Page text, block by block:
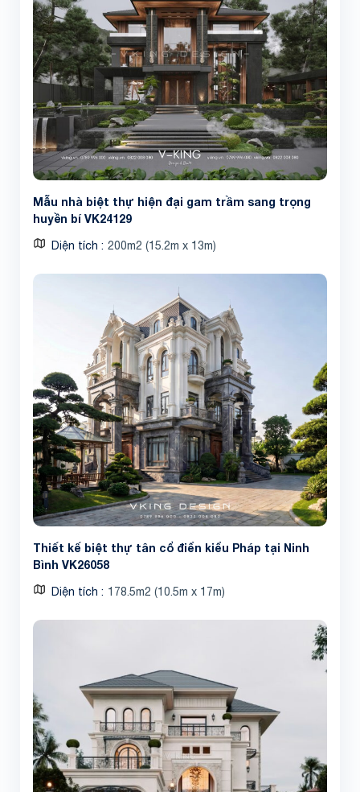
Mẫu nhà biệt thự hiện đại gam trầm sang trọng
huyền bí VK24129
Diện tích 200m2 (15.2m x 13m)
Thiết kế biệt thự tân cổ điển kiểu Pháp tại Ninh
Bình VK26058
Diện tích 178.5m2 (10.5m x 17m)